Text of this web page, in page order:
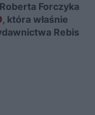
Forczyka
, która właśnie
Rebis